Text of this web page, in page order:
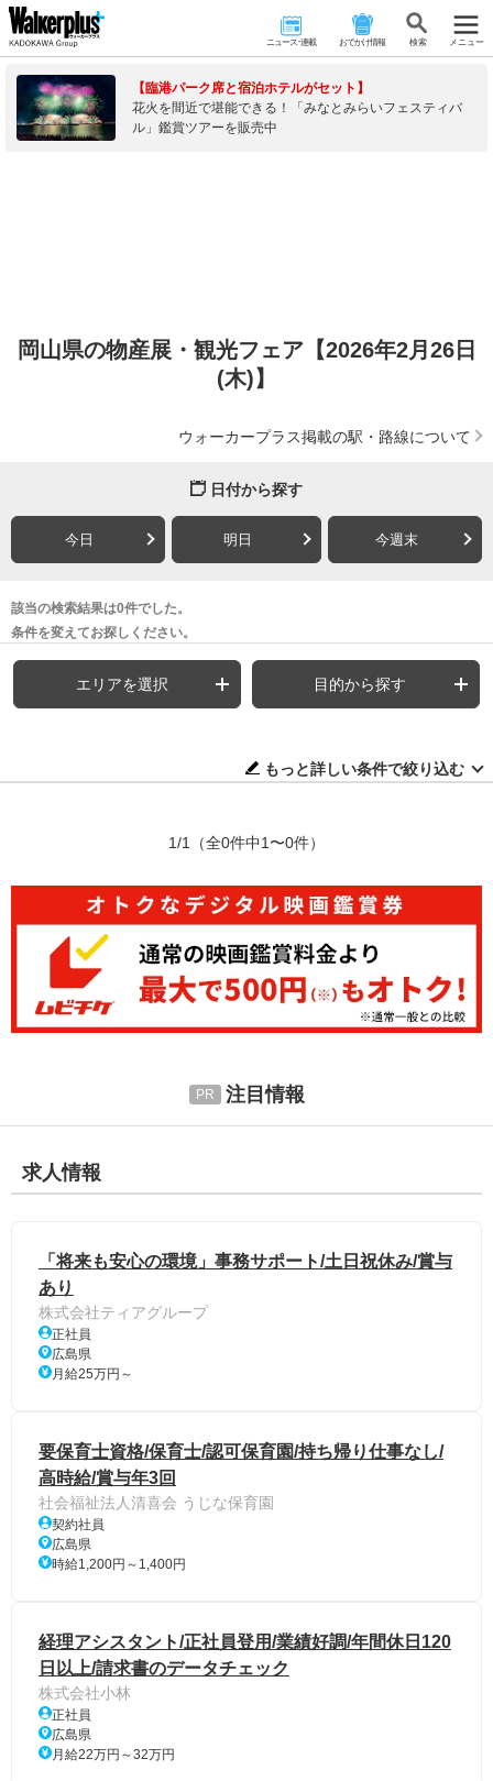
ニュース･連載 おでかけ情報 検 索 メニュー
【臨港パーク席と宿泊ホテルがセット】
花火を間近で堪能できる！「みなとみらいフェスティバ
ル」鑑賞ツアーを販売中
岡山県の物産展・観光フェア【2026年2月26日
(木)】
ウォーカープラス掲載の駅・路線について
日付から探す
今日 明日 今週末
該当の検索結果は0件でした。
条件を変えてお探しください。
エリアを選択 目的から探す
もっと詳しい条件で絞り込む
1/1 （全0件中1〜0件）
注目情報
求人情報
「将来も安心の環境」事務サポート/土日祝休み/賞与
あり
株式会社ティアグループ
正社員
広島県
月給25万円～
要保育士資格/保育士/認可保育園/持ち帰り仕事なし/
高時給/賞与年3回
社会福祉法人清喜会 うじな保育園
契約社員
広島県
時給1,200円～1,400円
経理アシスタント/正社員登用/業績好調/年間休日120
日以上/請求書のデータチェック
株式会社小林
正社員
広島県
月給22万円～32万円